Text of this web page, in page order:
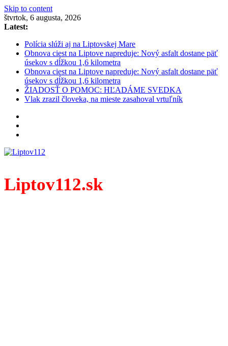
Skip to content
štvrtok, 6 augusta, 2026
Latest:
Polícia slúži aj na Liptovskej Mare
Obnova ciest na Liptove napreduje: Nový asfalt dostane päť
úsekov s dĺžkou 1,6 kilometra
Obnova ciest na Liptove napreduje: Nový asfalt dostane päť
úsekov s dĺžkou 1,6 kilometra
ŽIADOSŤ O POMOC: HĽADÁME SVEDKA
Vlak zrazil človeka, na mieste zasahoval vrtuľník
Liptov112.sk